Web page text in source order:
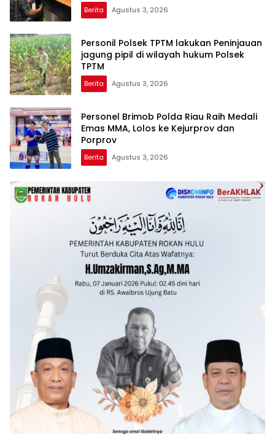
DECLARE WAR: SIAP Bantai DAN SERET
AKUN PEMBUNUH KARAKTER KE PENJARA
Berita Agustus 3, 2026
Personil Polsek TPTM lakukan Peninjauan
jagung pipil di wilayah hukum Polsek
TPTM
Berita Agustus 3, 2026
Personel Brimob Polda Riau Raih Medali
Emas MMA, Lolos ke Kejurprov dan
Porprov
Berita Agustus 3, 2026